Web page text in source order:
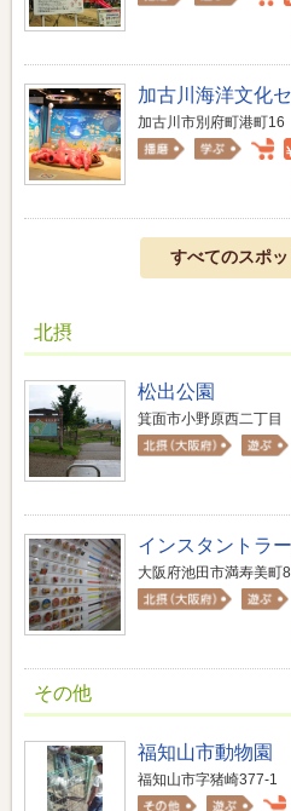
加古川海洋文化
加古川市別府町港町16
すべてのスポ
北摂
松出公園
箕面市小野原西二丁目
インスタントラ
大阪府池田市満寿美町
その他
福知山市動物園
福知山市字猪崎377-1